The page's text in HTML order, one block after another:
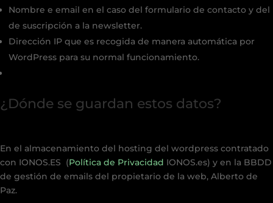
Nombre e email en el caso del formulario de contacto y del
de suscripción a la newsletter.
Dirección IP que es recogida de manera automática por
WordPress para su normal funcionamiento.
¿Dónde se guardan estos datos?
En el almacenamiento del hosting del wordpress contratado
con IONOS.ES (Política de Privacidad IONOS.es) y en la BBDD
de gestión de emails del propietario de la web, Alberto de
Paz.